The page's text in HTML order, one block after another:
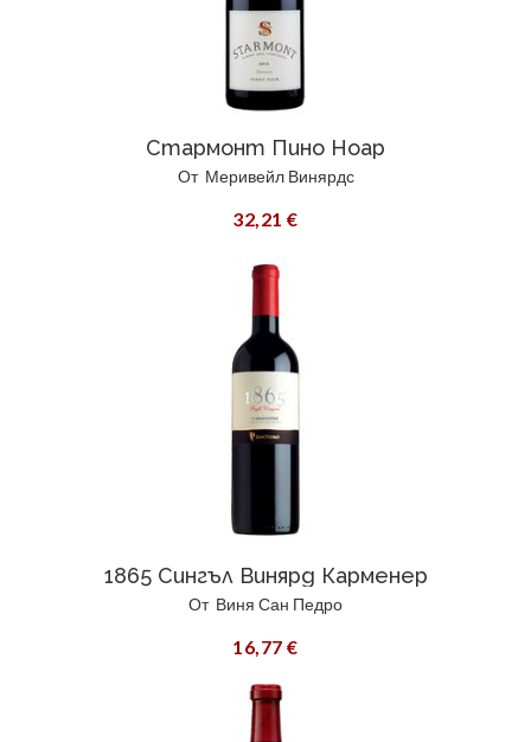
Стармонт Пино Ноар
От Меривейл Винярдс
32,21 €
1865 Сингъл Винярд Карменер
От Виня Сан Педро
16,77 €